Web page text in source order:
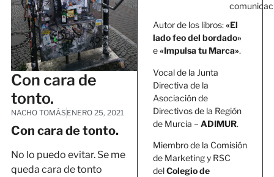
Con cara de
tonto.
NACHO TOMÁS ENERO 25, 2021
Con cara de tonto.
No lo puedo evitar. Se me
queda cara de tonto
Autor de los libros:«El
lado feo del bordado»
e«Impulsa tu Marca».
Vocal de la Junta
Directiva de la
Asociación de
Directivos de la Región
de Murcia – ADIMUR.
Miembro de la Comisión
de Marketing y RSC
delColegio de